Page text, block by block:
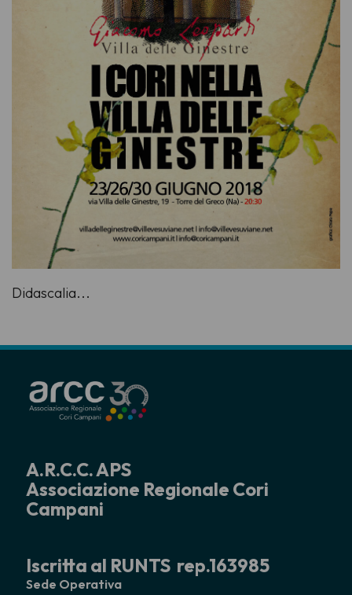
Didascalia...
A.R.C.C. APS
Associazione Regionale Cori
Campani
Iscritta al RUNTS rep.163985
Sede Operativa